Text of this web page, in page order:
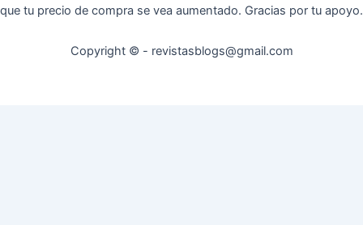
que tu precio de compra se vea aumentado. Gracias por tu apoyo.
Copyright © - revistasblogs@gmail.com